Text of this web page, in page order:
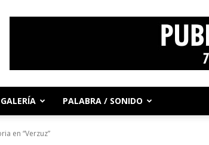
GALERÍA PALABRA / SONIDO
en “Verzuz”